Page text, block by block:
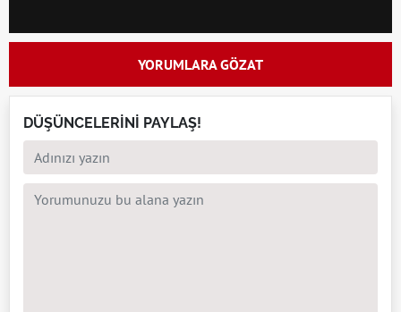
YORUMLARA GÖZAT
DÜŞÜNCELERİNİ PAYLAŞ!